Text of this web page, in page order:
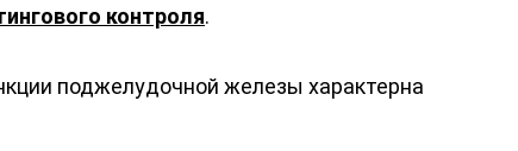
контроля.
поджелудочной железы характерна